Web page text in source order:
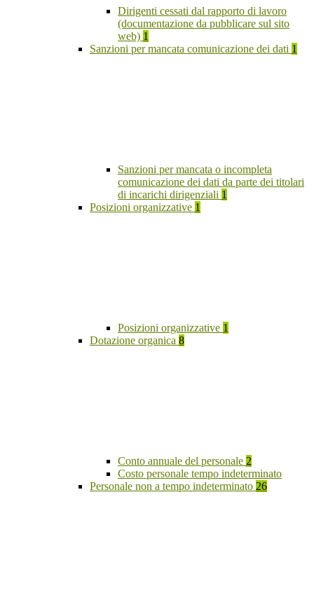
Dirigenti cessati dal rapporto di lavoro
(documentazione da pubblicare sul sito
web) 1
Sanzioni per mancata comunicazione dei dati 1
Sanzioni per mancata o incompleta
comunicazione dei dati da parte dei titolari
di incarichi dirigenziali 1
Posizioni organizzative 1
Posizioni organizzative 1
Dotazione organica 8
Conto annuale del personale 2
Costo personale tempo indeterminato
Personale non a tempo indeterminato 26